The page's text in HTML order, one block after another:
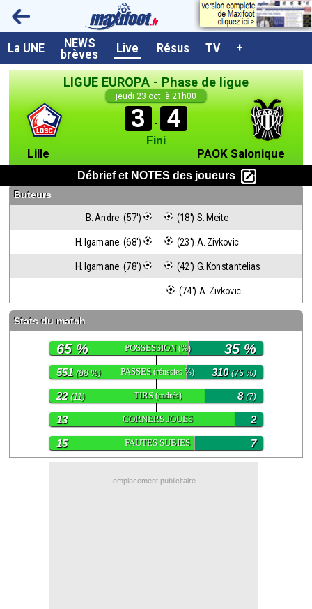
La UNE NEWS
brèves Live Résus TV +
LIGUE EUROPA - Phase de ligue
jeudi 23 oct. à 21h00
3 - 4
Fini
Lille
PAOK Salonique
Débrief et NOTES des joueurs
Buteurs
B. Andre  (57') (18') S. Meite
H. Igamane  (68') (23') A. Zivkovic
H. Igamane  (78') (42') G. Konstantelias
(74') A. Zivkovic
Stats du match
POSSESSION(%)
65 % 35 %
PASSES(réussies %)
551 (88 %) 310(75 %)
TIRS(cadrés)
22(11) 8(7)
CORNERS JOUES
13 2
FAUTES SUBIES
15 7
emplacement publicitaire
A la UNE
Dernières brèves
Live / Matchs en direct
Résultats et Classements
Class. buteurs européens
Programme TV foot
Vidéos
Tableau transferts L1
Taille de la police
Paramètrages / Options
Contact / Signaler un bug
Recrutement Maxifoot
Mentions légales
site web Maxifoot.fr